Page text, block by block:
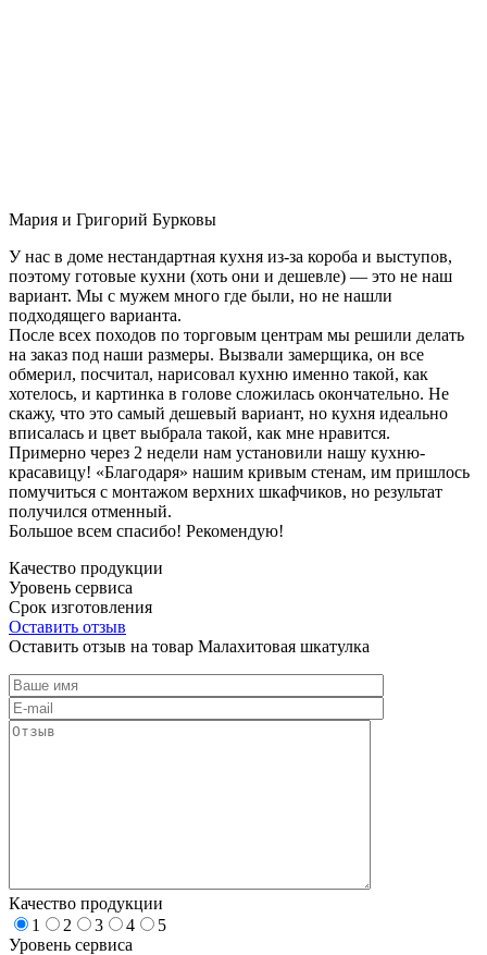
Мария и Григорий Бурковы
У нас в доме нестандартная кухня из-за короба и выступов,
поэтому готовые кухни (хоть они и дешевле) — это не наш
вариант. Мы с мужем много где были, но не нашли
подходящего варианта.
После всех походов по торговым центрам мы решили делать
на заказ под наши размеры. Вызвали замерщика, он все
обмерил, посчитал, нарисовал кухню именно такой, как
хотелось, и картинка в голове сложилась окончательно. Не
скажу, что это самый дешевый вариант, но кухня идеально
вписалась и цвет выбрала такой, как мне нравится.
Примерно через 2 недели нам установили нашу кухню-
красавицу! «Благодаря» нашим кривым стенам, им пришлось
помучиться с монтажом верхних шкафчиков, но результат
получился отменный.
Большое всем спасибо! Рекомендую!
Качество продукции
Уровень сервиса
Срок изготовления
Оставить отзыв
Оставить отзыв на товар Малахитовая шкатулка
Качество продукции
1
2 3 4
5
Уровень сервиса